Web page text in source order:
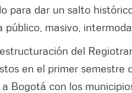
para dar un salto
masivo,
del
en el primer semestre
Bogotá con los